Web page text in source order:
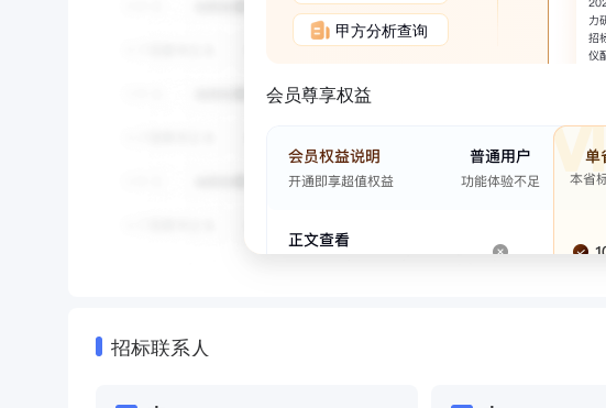
甲方分析查询
会员尊享权益
招标联系人